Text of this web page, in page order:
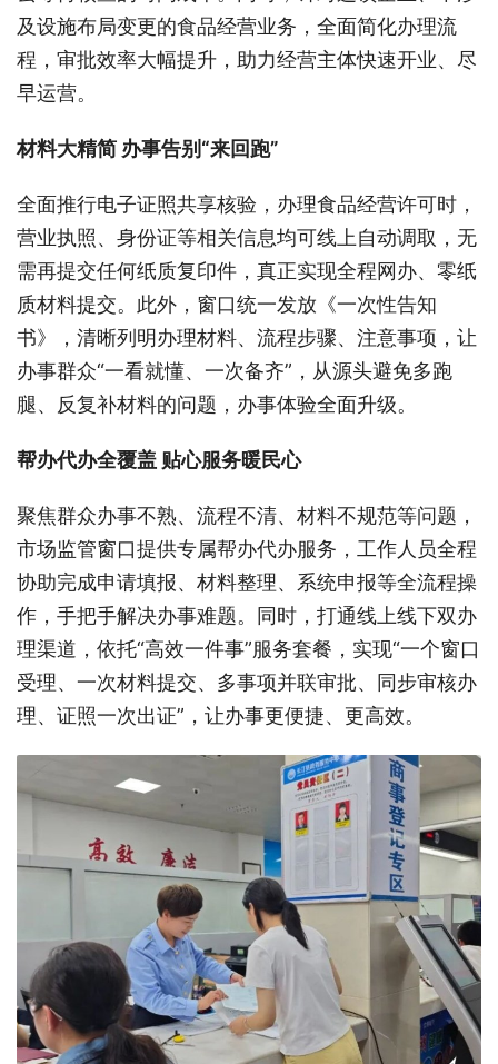
及设施布局变更的食品经营业务，全面简化办理流
程，审批效率大幅提升，助力经营主体快速开业、尽
早运营。
材料大精简 办事告别 “来回跑”
全面推行电子证照共享核验，办理食品经营许可时，
营业执照、身份证等相关信息均可线上自动调取，无
需再提交任何纸质复印件，真正实现全程网办、零纸
质材料提交。此外，窗口统一发放《一次性告知
书》，清晰列明办理材料、流程步骤、注意事项，让
办事群众“一看就懂、一次备齐”，从源头避免多跑
腿、反复补材料的问题，办事体验全面升级。
帮办代办全覆盖 贴心服务暖民心
聚焦群众办事不熟、流程不清、材料不规范等问题，
市场监管窗口提供专属帮办代办服务，工作人员全程
协助完成申请填报、材料整理、系统申报等全流程操
作，手把手解决办事难题。同时，打通线上线下双办
理渠道，依托“高效一件事”服务套餐，实现“一个窗口
受理、一次材料提交、多事项并联审批、同步审核办
理、证照一次出证”，让办事更便捷、更高效。